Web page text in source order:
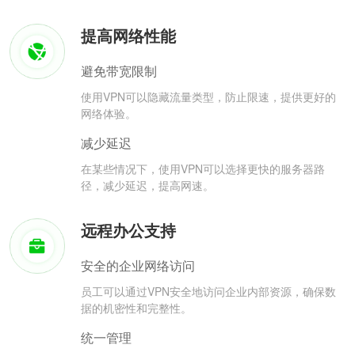
提高网络性能
避免带宽限制
使用VPN可以隐藏流量类型，防止限速，提供更好的
网络体验。
减少延迟
在某些情况下，使用VPN可以选择更快的服务器路
径，减少延迟，提高网速。
远程办公支持
安全的企业网络访问
员工可以通过VPN安全地访问企业内部资源，确保数
据的机密性和完整性。
统一管理